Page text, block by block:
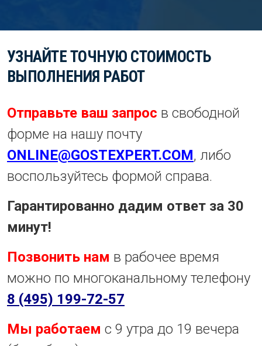
УЗНАЙТЕ ТОЧНУЮ СТОИМОСТЬ
ВЫПОЛНЕНИЯ РАБОТ
Отправьте ваш запрос в свободной
форме на нашу почту
ONLINE@GOSTEXPERT.COM, либо
воспользуйтесь формой справа.
Гарантированно дадим ответ за 30
минут!
Позвонить нам в рабочее время
можно по многоканальному телефону
8 (495) 199-72-57
Мы работаем с 9 утра до 19 вечера